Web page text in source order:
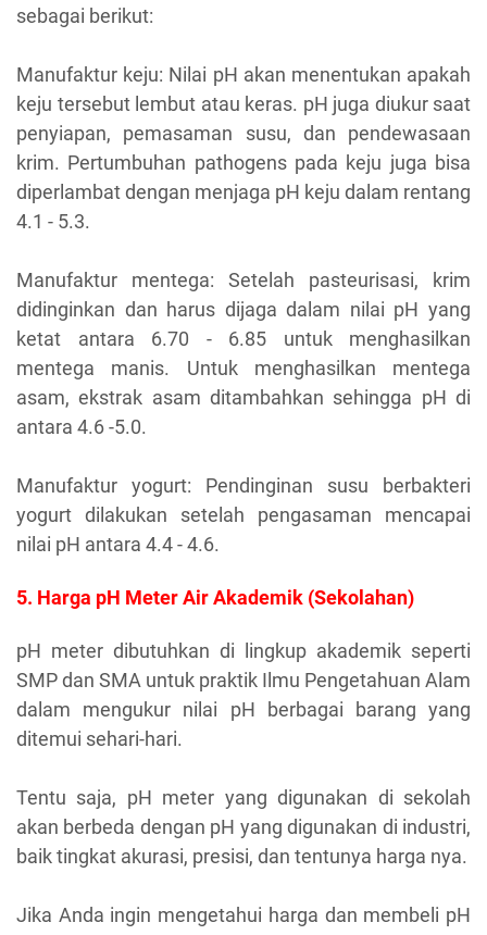
sebagai berikut:
Manufaktur keju: Nilai pH akan menentukan apakah
keju tersebut lembut atau keras. pH juga diukur saat
penyiapan, pemasaman susu, dan pendewasaan
krim. Pertumbuhan pathogens pada keju juga bisa
diperlambat dengan menjaga pH keju dalam rentang
4.1 - 5.3.
Manufaktur mentega: Setelah pasteurisasi, krim
didinginkan dan harus dijaga dalam nilai pH yang
ketat antara 6.70 - 6.85 untuk menghasilkan
mentega manis. Untuk menghasilkan mentega
asam, ekstrak asam ditambahkan sehingga pH di
antara 4.6 -5.0.
Manufaktur yogurt: Pendinginan susu berbakteri
yogurt dilakukan setelah pengasaman mencapai
nilai pH antara 4.4 - 4.6.
5. Harga pH Meter Air Akademik (Sekolahan)
pH meter dibutuhkan di lingkup akademik seperti
SMP dan SMA untuk praktik Ilmu Pengetahuan Alam
dalam mengukur nilai pH berbagai barang yang
ditemui sehari-hari.
Tentu saja, pH meter yang digunakan di sekolah
akan berbeda dengan pH yang digunakan di industri,
baik tingkat akurasi, presisi, dan tentunya harga nya.
Jika Anda ingin mengetahui harga dan membeli pH